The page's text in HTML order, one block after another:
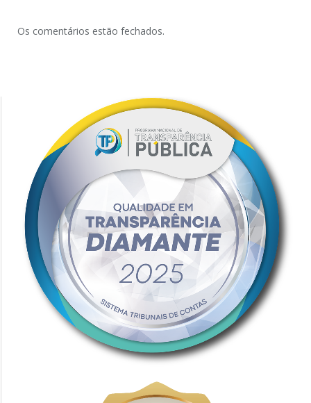
Os comentários estão fechados.